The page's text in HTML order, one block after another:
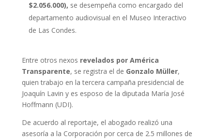
$2.056.000), se desempeña como encargado del
departamento audiovisual en el Museo Interactivo
de Las Condes.
Entre otros nexos revelados por América
Transparente, se registra el de Gonzalo Müller,
quien trabajo en la tercera campaña presidencial de
Joaquín Lavin y es esposo de la diputada María José
Hoffmann (UDI).
De acuerdo al reportaje, el abogado realizó una
asesoría a la Corporación por cerca de 2.5 millones de